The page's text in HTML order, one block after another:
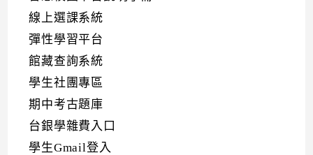
線上選課系統
彈性學習平台
館藏查詢系統
學生社團專區
期中考古題庫
台銀學雜費入口
學生Gmail登入